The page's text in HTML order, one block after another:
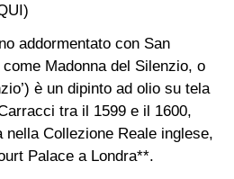
addormentato con San
Madonna del Silenzio, o
è un dipinto ad olio su tela
tra il 1599 e il 1600,
Collezione Reale inglese,
Palace a Londra**.